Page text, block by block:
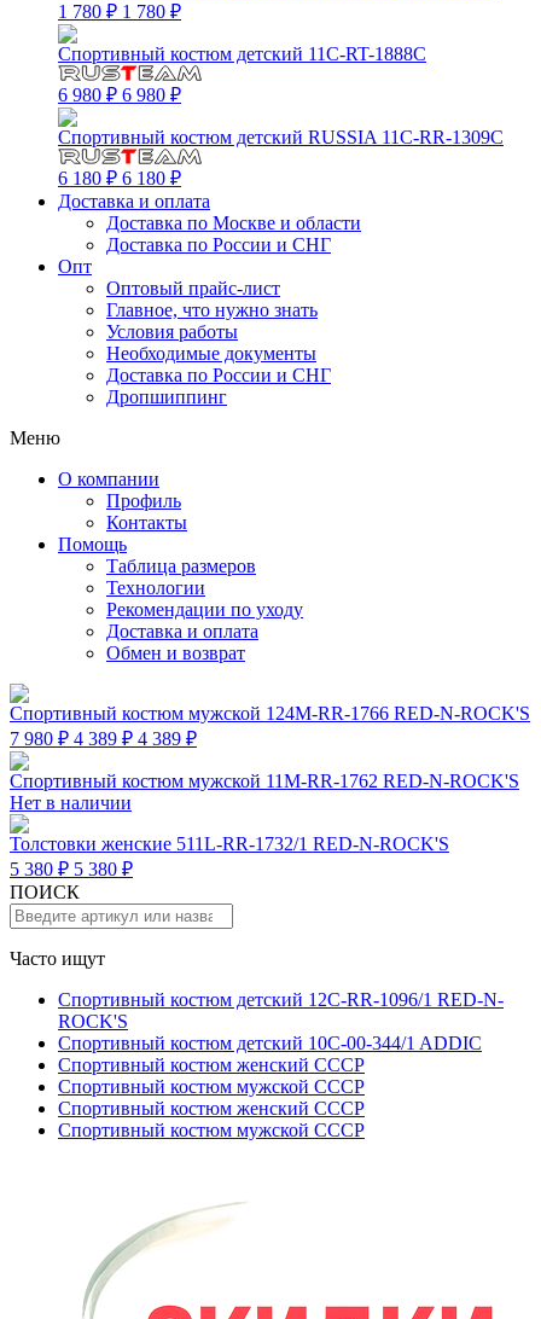
1 780 ₽ 1 780 ₽
Спортивный костюм детский 11C-RT-1888C
6 980 ₽ 6 980 ₽
Спортивный костюм детский RUSSIA 11C-RR-1309C
6 180 ₽ 6 180 ₽
Доставка и оплата
Доставка по Москве и области
Доставка по России и СНГ
Опт
Оптовый прайс-лист
Главное, что нужно знать
Условия работы
Необходимые документы
Доставка по России и СНГ
Дропшиппинг
Меню
О компании
Профиль
Контакты
Помощь
Таблица размеров
Технологии
Рекомендации по уходу
Доставка и оплата
Обмен и возврат
Спортивный костюм мужской 124M-RR-1766 RED-N-ROCK'S
7 980 ₽ 4 389 ₽ 4 389 ₽
Спортивный костюм мужской 11M-RR-1762 RED-N-ROCK'S
Нет в наличии
Толстовки женские 511L-RR-1732/1 RED-N-ROCK'S
5 380 ₽ 5 380 ₽
ПОИСК
Часто ищут
Спортивный костюм детский 12C-RR-1096/1 RED-N-
ROCK'S
Спортивный костюм детский 10C-00-344/1 ADDIC
Спортивный костюм женский СССР
Спортивный костюм мужской СССР
Спортивный костюм женский СССР
Спортивный костюм мужской СССР